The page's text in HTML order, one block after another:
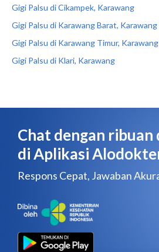
Gigi Palsu di Cikampek, Karawang
Gigi Palsu di Karawang Barat, Karawang
Gigi Palsu di Karawang Timur, Karawang
Gigi Palsu di Klari, Karawang